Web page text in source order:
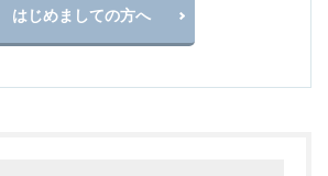
はじめましての方へ